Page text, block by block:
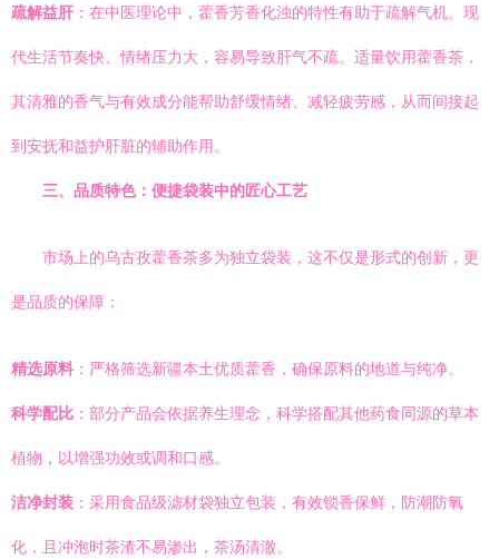
疏解益肝 ：在中医理论中，藿香芳香化浊的特性有助于疏解气机。现
代生活节奏快、情绪压力大，容易导致肝气不疏。适量饮用藿香茶，
其清雅的香气与有效成分能帮助舒缓情绪、减轻疲劳感，从而间接起
到安抚和益护肝脏的辅助作用。
三、品质特色：便捷袋装中的匠心工艺
市场上的乌古孜藿香茶多为独立袋装，这不仅是形式的创新，更
是品质的保障：
精选原料 ：严格筛选新疆本土优质藿香，确保原料的地道与纯净。
科学配比 ：部分产品会依据养生理念，科学搭配其他药食同源的草本
植物，以增强功效或调和口感。
洁净封装 ：采用食品级滤材袋独立包装，有效锁香保鲜，防潮防氧
化，且冲泡时茶渣不易渗出，茶汤清澈。